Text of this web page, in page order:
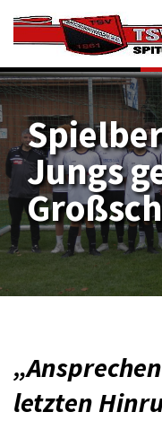
Zum
Inhalt
springen
Jungs
letzten